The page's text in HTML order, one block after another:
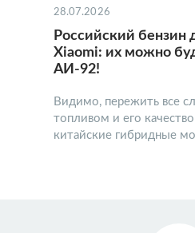
28.07.2026
Российский бензин
Xiaomi: их можно
АИ-92!
Видимо, пережить все
топливом и его
китайские гибридные